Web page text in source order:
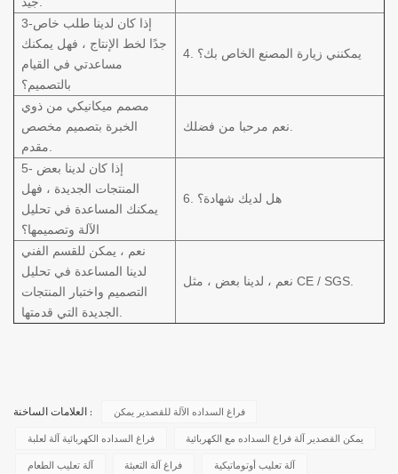
3-إذا كان لدينا طلب خاص
جدًا لخط الإنتاج ، فهل يمكنك
مساعدتي في القيام
بالتصميم؟
4. يمكنني زيارة المصنع الخاص بك؟
مصمم ميكانيكي من ذوي
الخبرة بتصميم مخصص
5- إذا كان لدينا بعض
المنتجات الجديدة ، فهل
يمكنك المساعدة في تحليل
الآلة وتصميمها؟
6. هل لديك شهادة؟
نعم ، يمكن للقسم الفني
لدينا المساعدة في تحليل
التصميم واختبار المنتجات
نعم ، لدينا بعض ، مثل CE / SGS.
العلامات الساخنة : فراغ السداده الآلة للقصدير يمكن
فراغ السداده الكهربائية آلة لعلبة يمكن القصدير آلة فراغ السداده مع الكهربائية
آلة تعليب الطعام فراغ آلة التعبئة آلة تعليب أوتوماتيكية